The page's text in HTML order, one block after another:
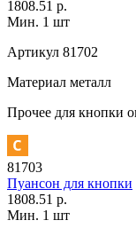
1808.51 р.
Мин. 1 шт
Артикул 81702
Материал металл
Прочее для кнопки
81703
Пуансон для кнопки
1808.51 р.
Мин. 1 шт